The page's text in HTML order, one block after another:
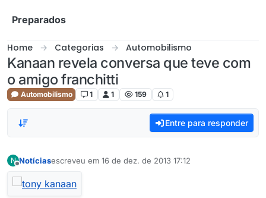
Preparados
Home Categorias Automobilismo
Kanaan revela conversa que teve com
o amigo franchitti
Automobilismo 1 1 159 1
Entre para responder
N Notíciasescreveu em 16 de dez. de 2013 17:12
última edição por